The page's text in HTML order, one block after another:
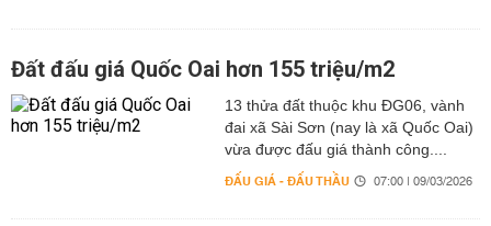
Đất đấu giá Quốc Oai hơn 155 triệu/m2
13 thửa đất thuộc khu ĐG06, vành
đai xã Sài Sơn (nay là xã Quốc Oai)
vừa được đấu giá thành công....
ĐẤU GIÁ - ĐẤU THẦU 07:00 | 09/03/2026